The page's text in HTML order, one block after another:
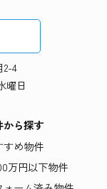
2-4
曜日
から探す
すめ物件
万円以下物件